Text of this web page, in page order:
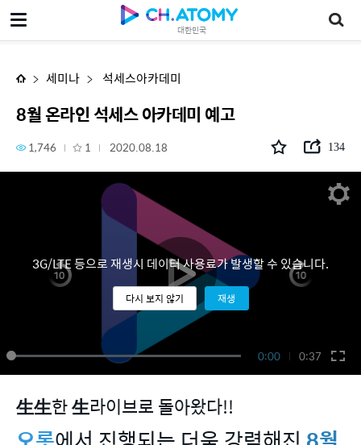
대한민국
8월 온라인 석세스 아카데미 예고
세미나 석세스아카데미
8월 온라인 석세스 아카데미 예고
1,746 1 2020.08.18 134
0:00 0:37
3G/LTE 등으로 재생시 데이터 사용료가 발생할 수 있습니다.
다시 보지 않기 재생
生生한生라이브로 돌아왔다!!